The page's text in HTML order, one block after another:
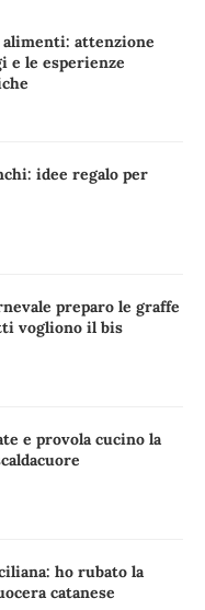
attenzione
e le esperienze
idee regalo per
preparo le graffe
vogliono il bis
e provola cucino la
ho rubato la
catanese